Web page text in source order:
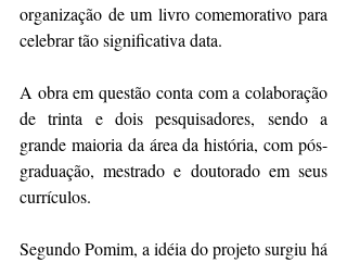
organização de um livro comemorativo para
celebrar tão significativa data.
A obra em questão conta com a colaboração
de trinta e dois pesquisadores, sendo a
grande maioria da área da história, com pós-
graduação, mestrado e doutorado em seus
currículos.
Segundo Pomim, a idéia do projeto surgiu há